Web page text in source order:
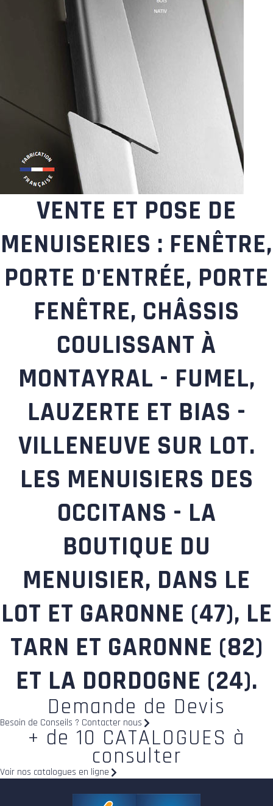
VENTE ET POSE DE
MENUISERIES : FENÊTRE,
PORTE D'ENTRÉE, PORTE
FENÊTRE, CHÂSSIS
COULISSANT À
MONTAYRAL - FUMEL,
LAUZERTE ET BIAS -
VILLENEUVE SUR LOT.
LES MENUISIERS DES
OCCITANS - LA
BOUTIQUE DU
MENUISIER, DANS LE
LOT ET GARONNE (47), LE
TARN ET GARONNE (82)
ET LA DORDOGNE (24).
Demande de Devis
Besoin de Conseils ? Contacter nous
+ de 10 CATALOGUES à
consulter
Voir nos catalogues en ligne